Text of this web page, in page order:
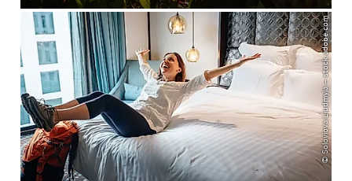
© Soloviova Liudmyla – stock.adobe.com